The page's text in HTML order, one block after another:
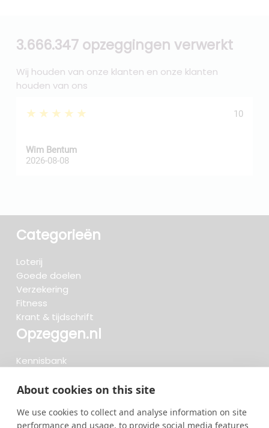
About cookies on this site
We use cookies to collect and analyse information on site
performance and usage, to provide social media features
3.666.347 opzeggingen verwerkt
Wij houden van onze klanten en onze klanten
houden van ons
★★★★★ 10
Wim Bentum
2026-08-08
Categorieën
Loterij
Goede doelen
Verzekering
Fitness
Krant & tijdschrift
Opzeggen.nl
Kennisbank
Beoordelingen
Meteen opzeggen